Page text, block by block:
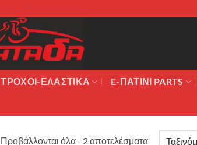
ΤΡΟΧΟΙ-ΕΛΑΣΤΙΚΑ E-ΠΑΤΙΝΙ PARTS
Προβάλλονται όλα - 2 αποτελέσματαSorted